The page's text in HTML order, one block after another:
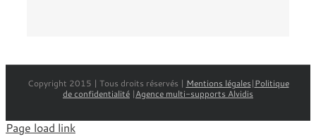
Copyright 2015 | Tous droits réservés | Mentions légales|Politique
de confidentialité |Agence multi-supports Alvidis
Page load link